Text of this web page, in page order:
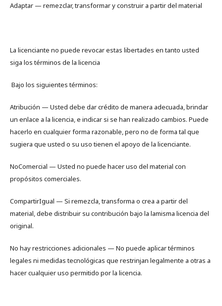
Adaptar — remezclar, transformar y construir a partir del material
La licenciante no puede revocar estas libertades en tanto usted
siga los términos de la licencia
Bajo los siguientes términos:
Atribución — Usted debe dar crédito de manera adecuada, brindar
un enlace a la licencia, e indicar si se han realizado cambios. Puede
hacerlo en cualquier forma razonable, pero no de forma tal que
sugiera que usted o su uso tienen el apoyo de la licenciante.
NoComercial — Usted no puede hacer uso del material con
propósitos comerciales.
CompartirIgual — Si remezcla, transforma o crea a partir del
material, debe distribuir su contribución bajo la lamisma licencia del
original.
No hay restricciones adicionales — No puede aplicar términos
legales ni medidas tecnológicas que restrinjan legalmente a otras a
hacer cualquier uso permitido por la licencia.